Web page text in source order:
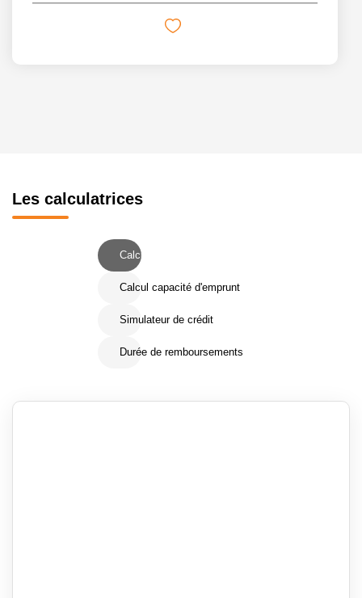
Les calculatrices
Calcul Frais de notaire
Calcul capacité d'emprunt
Simulateur de crédit
Durée de remboursements